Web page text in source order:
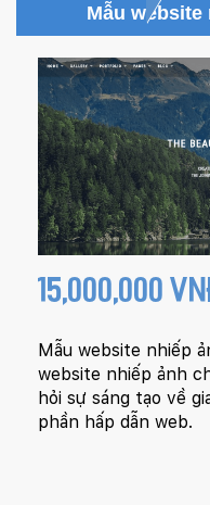
Mẫu
15,000,000
Mẫu website nhiếp
website nhiếp ảnh
hỏi sự sáng tạo về
phần hấp dẫn web.